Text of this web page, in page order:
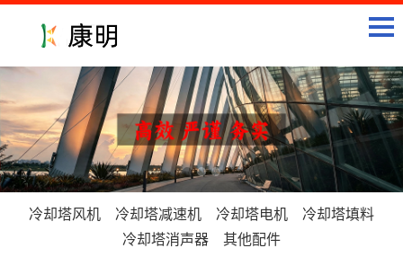
冷却塔风机 冷却塔减速机 冷却塔电机
冷却塔填料
冷却塔消声器
其他配件